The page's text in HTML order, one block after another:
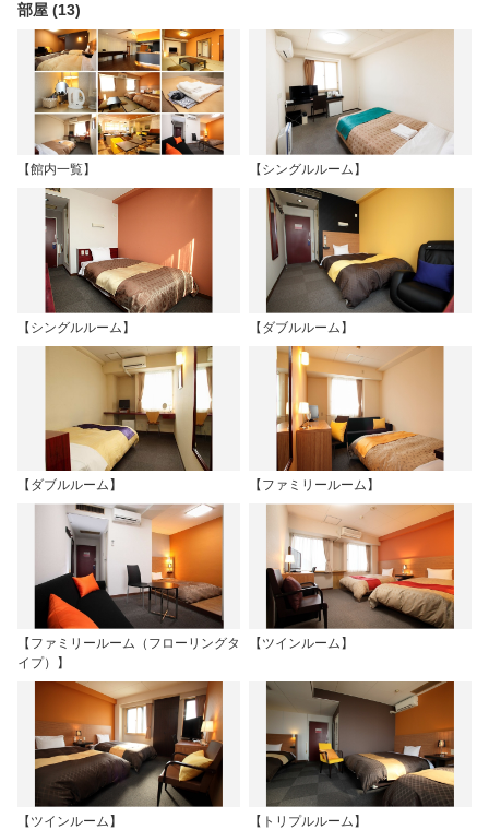
部屋 (13)
【館内一覧】 【シングルルーム】
【シングルルーム】 【ダブルルーム】
【ダブルルーム】 【ファミリールーム】
【ファミリールーム（フローリングタ
イプ）】
【ツインルーム】
【ツインルーム】 【トリプルルーム】